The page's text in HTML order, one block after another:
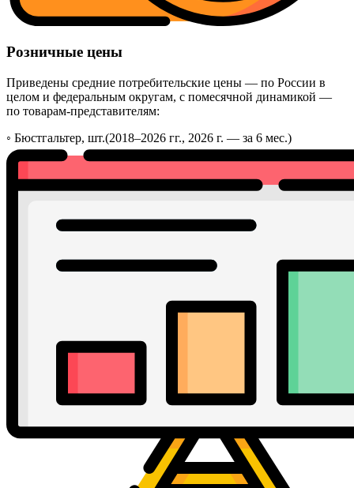
Розничные цены
Приведены средние потребительские цены — по России в
целом и федеральным округам, с помесячной динамикой —
по товарам-представителям:
◦ Бюстгальтер, шт.(2018–2026 гг., 2026 г. — за 6 мес.)